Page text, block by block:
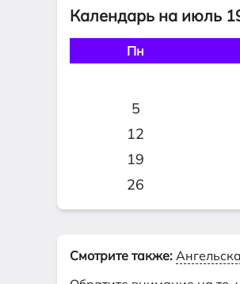
Календарь на июль
Пн
5
12
19
26
Смотрите также: